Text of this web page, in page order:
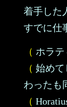
着手した
すでに仕
（ ホラテ
（ 始めて
わったも
（